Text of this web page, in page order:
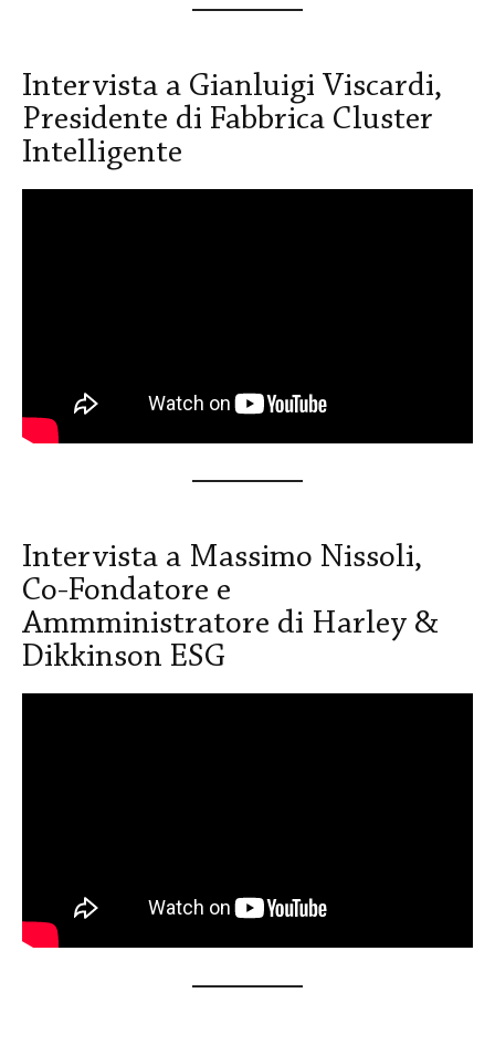
Intervista a Gianluigi Viscardi,
Presidente di Fabbrica Cluster
Intelligente
Intervista a Massimo Nissoli,
Co-Fondatore e
Ammministratore di Harley &
Dikkinson ESG